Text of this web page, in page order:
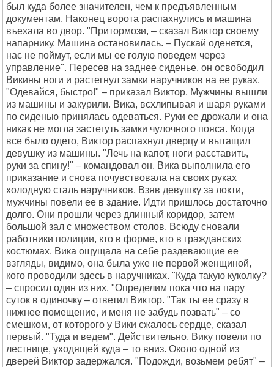
был куда более значителен, чем к предъявленным
документам. Наконец ворота распахнулись и машина
въехала во двор. "Притормози, – сказал Виктор своему
напарнику. Машина остановилась. – Пускай оденется,
нас не поймут, если мы ее голую поведем через
управление". Пересев на заднее сиденье, он освободил
Викины ноги и растегнул замки наручников на ее руках.
"Одевайся, быстро!" – приказал Виктор. Мужчины вышли
из машины и закурили. Вика, всхлипывая и шаря руками
по сиденью принялась одеваться. Руки ее дрожали и она
никак не могла застегуть замки чулочного пояса. Когда
все было одето, Виктор распахнул дверцу и вытащил
девушку из машины. "Лечь на капот, ноги расставить,
руки за спину!" – командовал он. Вика выполнила его
приказание и снова почувствовала на своих руках
холодную сталь наручников. Взяв девушку за локти,
мужчины повели ее в здание. Идти пришлось достаточно
долго. Они прошли через длинный коридор, затем
большой зал с множеством столов. Всюду сновали
работники полиции, кто в форме, кто в гражданских
костюмах. Вика ощущала на себе раздевающие ее
взгляды, видимо, она была уже не первой женщиной,
кого проводили здесь в наручниках. "Куда такую куколку?
– спросил один из них. "Определим пока что на пару
суток в одиночку – ответил Виктор. "Так ты ее сразу в
нижнее помещение, и меня не забудь позвать" – со
смешком, от которого у Вики сжалось сердце, сказал
первый. "Туда и ведем". Действительно, Вику повели по
лестнице, уходящей куда – то вниз. Около одной из
дверей Виктор задержался. "Подожди, возьмем ребят" –